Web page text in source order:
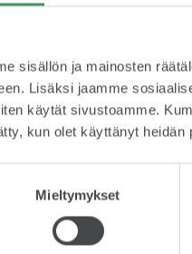
sisällön ja mainosten
Lisäksi jaamme
käytät sivustoamme.
kun olet käyttänyt heidän
Mieltymykset
paikan päälle